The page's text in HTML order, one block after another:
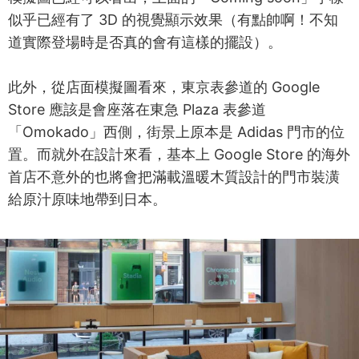
似乎已經有了 3D 的視覺顯示效果（有點帥啊！不知
道實際登場時是否真的會有這樣的擺設）。
此外，從店面模擬圖看來，東京表參道的 Google
Store 應該是會座落在東急 Plaza 表參道
「Omokado」西側，街景上原本是 Adidas 門市的位
置。而就外在設計來看，基本上 Google Store 的海外
首店不意外的也將會把滿載溫暖木質設計的門市裝潢
給原汁原味地帶到日本。